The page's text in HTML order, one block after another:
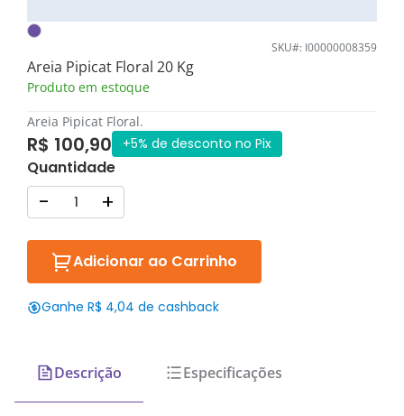
SKU#: I00000008359
Areia Pipicat Floral 20 Kg
Produto em estoque
Areia Pipicat Floral.
R$ 100,90 +5% de desconto no Pix
Quantidade
- +
Adicionar ao Carrinho
Ganhe R$ 4,04 de cashback
Descrição Especificações